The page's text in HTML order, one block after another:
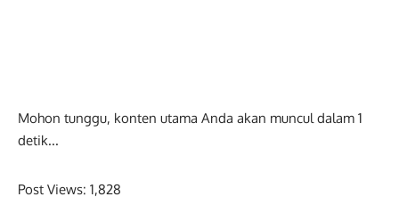
Mohon tunggu, konten utama Anda akan muncul dalam 0
detik...
Post Views: 1,828